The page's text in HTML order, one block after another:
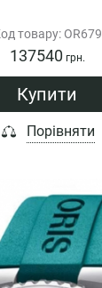
товару: OR679
137540 грн.
Купити
Порівняти